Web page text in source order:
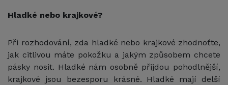
Hladké nebo krajkové?
Při rozhodování, zda hladké nebo krajkové zhodnoťte,
jak citlivou máte pokožku a jakým způsobem chcete
pásky nosit. Hladké nám osobně přijdou pohodlnější,
krajkové jsou bezesporu krásné. Hladké mají delší